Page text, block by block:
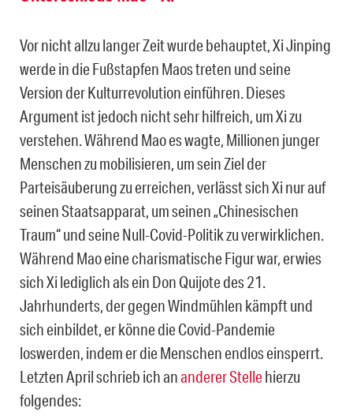
Vor nicht allzu langer Zeit wurde behauptet, Xi Jinping
werde in die Fußstapfen Maos treten und seine
Version der Kulturrevolution einführen. Dieses
Argument ist jedoch nicht sehr hilfreich, um Xi zu
verstehen. Während Mao es wagte, Millionen junger
Menschen zu mobilisieren, um sein Ziel der
Parteisäuberung zu erreichen, verlässt sich Xi nur auf
seinen Staatsapparat, um seinen „Chinesischen
Traum“ und seine Null-Covid-Politik zu verwirklichen.
Während Mao eine charismatische Figur war, erwies
sich Xi lediglich als ein Don Quijote des 21.
Jahrhunderts, der gegen Windmühlen kämpft und
sich einbildet, er könne die Covid-Pandemie
loswerden, indem er die Menschen endlos einsperrt.
Letzten April schrieb ich ananderer Stellehierzu
folgendes: